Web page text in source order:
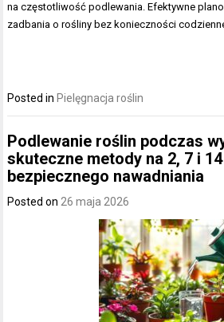
na częstotliwość podlewania. Efektywne
zadbania o rośliny bez konieczności
Posted in Pielęgnacja roślin
Podlewanie roślin podczas
skuteczne metody na 2, 7 i
bezpiecznego nawadniania
Posted on 26 maja 2026